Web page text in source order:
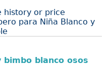
history or price
para Niña Blanco y
bimbo blanco osos